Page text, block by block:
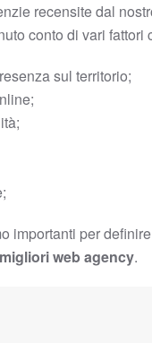
recensite dal
conto di vari fattori
sul territorio;
importanti per
migliori web agency.